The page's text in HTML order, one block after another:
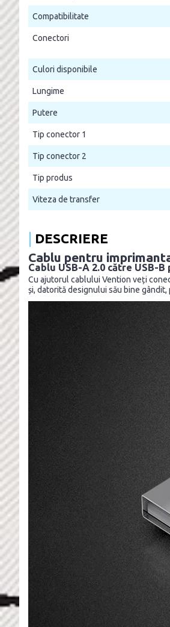
Compatibilitate
Conectori
Culori disponibile
Lungime
Putere
Tip conector 1
Tip conector 2
Tip produs
Viteza de transfer
DESCRIERE
Cablu pentru
Cablu USB-A 2.0 către USB-
Cu ajutorul cablului Vention veți
și, datorită designului său bine